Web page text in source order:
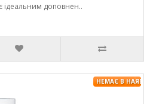
ідеальним доповнен..
НЕМАЄ В